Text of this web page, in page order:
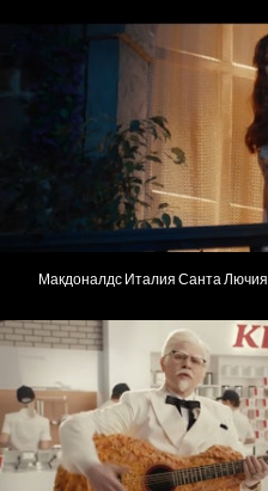
Макдоналдс Италия Санта Лючия